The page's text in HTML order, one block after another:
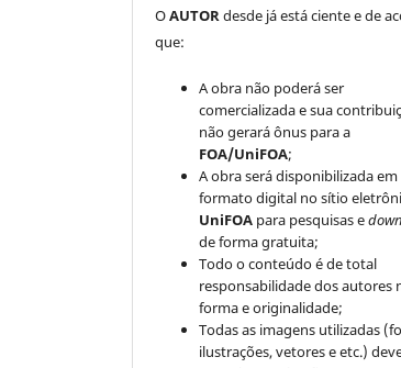
OAUTORdesde já está ciente e de
que:
A obra não poderá ser
comercializada e sua
não gerará ônus para a
FOA/UniFOA;
A obra será disponibilizada em
formato digital no sítio
UniFOA para pesquisas e
de forma gratuita;
Todo o conteúdo é de total
responsabilidade dos autores
forma e originalidade;
Todas as imagens utilizadas
ilustrações, vetores e etc.)